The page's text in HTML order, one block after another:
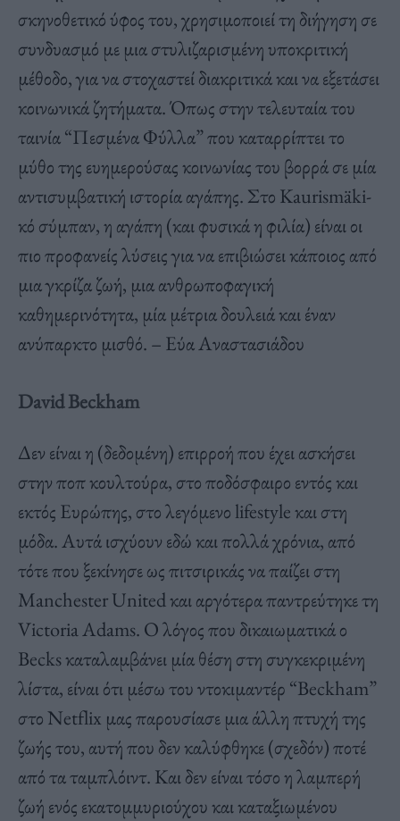
σκηνοθετικό ύφος του, χρησιμοποιεί τη διήγηση σε
συνδυασμό με μια στυλιζαρισμένη υποκριτική
μέθοδο, για να στοχαστεί διακριτικά και να εξετάσει
κοινωνικά ζητήματα. Όπως στην τελευταία του
ταινία “Πεσμένα Φύλλα” που καταρρίπτει το
μύθο της ευημερούσας κοινωνίας του βορρά σε μία
αντισυμβατική ιστορία αγάπης. Στο Kaurismäki-
κό σύμπαν, η αγάπη (και φυσικά η φιλία) είναι οι
πιο προφανείς λύσεις για να επιβιώσει κάποιος από
μια γκρίζα ζωή, μια ανθρωποφαγική
καθημερινότητα, μία μέτρια δουλειά και έναν
ανύπαρκτο μισθό. – Εύα Αναστασιάδου
David Beckham
Δεν είναι η (δεδομένη) επιρροή που έχει ασκήσει
στην ποπ κουλτούρα, στο ποδόσφαιρο εντός και
εκτός Ευρώπης, στο λεγόμενο lifestyle και στη
μόδα. Αυτά ισχύουν εδώ και πολλά χρόνια, από
τότε που ξεκίνησε ως πιτσιρικάς να παίζει στη
Manchester United και αργότερα παντρεύτηκε τη
Victoria Adams. Ο λόγος που δικαιωματικά ο
Becks καταλαμβάνει μία θέση στη συγκεκριμένη
λίστα, είναι ότι μέσω του ντοκιμαντέρ “Beckham”
στο Netflix μας παρουσίασε μια άλλη πτυχή της
ζωής του, αυτή που δεν καλύφθηκε (σχεδόν) ποτέ
από τα ταμπλόιντ. Και δεν είναι τόσο η λαμπερή
ζωή ενός εκατομμυριούχου και καταξιωμένου